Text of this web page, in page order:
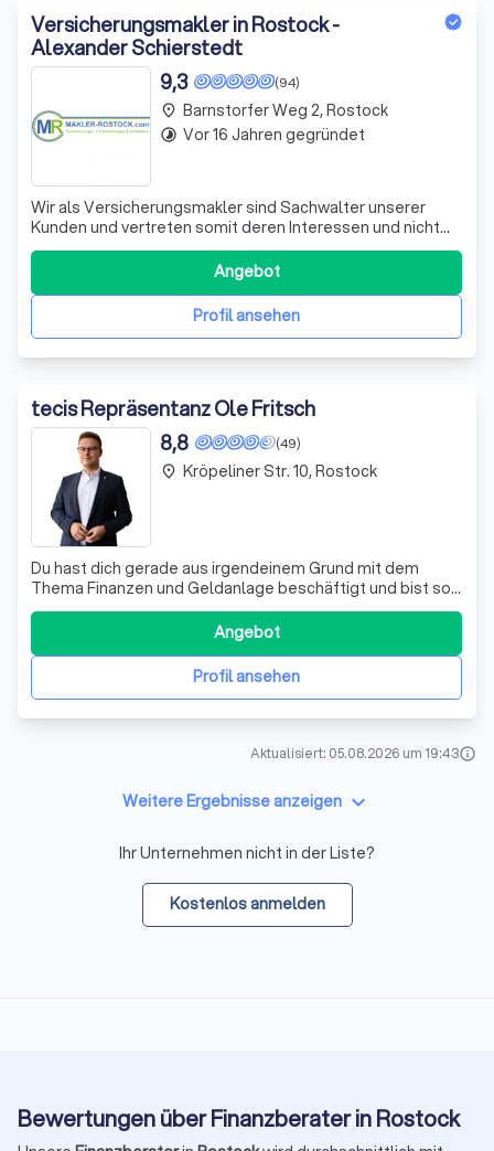
Versicherungsmakler in Rostock -
Alexander Schierstedt
(94)
9,3
Wir als Versicherungsmakler sind Sachwalter unserer
Kunden und vertreten somit deren Interessen und nicht
die der Versicherer. Sie sagen uns was Sie wünschen und
wir starten für Sie die Marktanalyse. Wir nutzen
Analysesoftware wo hunderte Leistungsmerkmale
verglichen werden und dieses auch bis ins k
Profil ansehen
Angebot
place Barnstorfer Weg 2, Rostock
timelapse Vor 16 Jahren gegründet
tecis Repräsentanz Ole Fritsch
(49)
8,8
Du hast dich gerade aus irgendeinem Grund mit dem
Thema Finanzen und Geldanlage beschäftigt und bist so
auf unserer Internetseite gelandet. Ich sage „einen
großen Schritt voraus“, weil wir in diesen Zeiten
überwiegend wahrnehmen, dass sich die meisten
Menschen nicht mehr mit dem Thema Finanzen ause
Profil ansehen
Angebot
place Kröpeliner Str. 10, Rostock
Aktualisiert: 05.08.2026 um 19:43info
Weitere Ergebnisse anzeigen keyboard_arrow_down
Ihr Unternehmen nicht in der Liste?
Kostenlos anmelden
Bewertungen über Finanzberater in Rostock